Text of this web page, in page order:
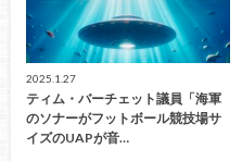
2025.1.27
ティム・バーチェット議員「海軍
のソナーがフットボール競技場サ
イズのUAPが音…